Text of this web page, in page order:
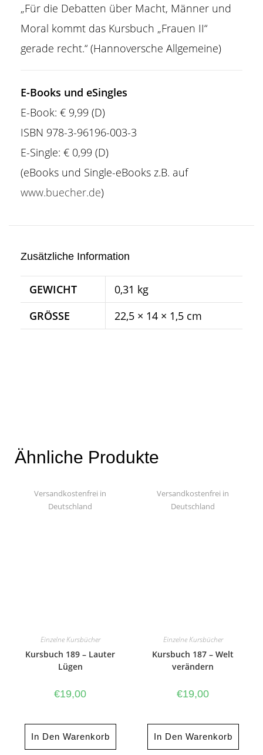
„Für die Debatten über Macht, Männer und
Moral kommt das Kursbuch „Frauen II“
gerade recht.“ (Hannoversche Allgemeine)
E-Books und eSingles
E-Book: € 9,99 (D)
ISBN 978-3-96196-003-3
E-Single: € 0,99 (D)
(eBooks und Single-eBooks z.B. auf
www.buecher.de)
Zusätzliche Information
GEWICHT
0,31 kg
GRÖSSE
22,5 × 14 × 1,5 cm
Ähnliche Produkte
Versandkostenfrei in
Deutschland
Einzelne Kursbücher
Kursbuch 189 – Lauter
Lügen
€19,00
In Den Warenkorb
Versandkostenfrei in
Deutschland
Einzelne Kursbücher
Kursbuch 187 – Welt
verändern
€19,00
In Den Warenkorb